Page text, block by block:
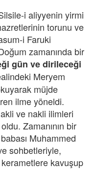
i aliyyenin yirmi
torunu ve
i Faruki
zamanında bir
gün ve dirileceği
Meryem
müjde
ilme yöneldi.
ve nakli ilimleri
Zamanının bir
Muhammed
sohbetleriyle,
kavuşup